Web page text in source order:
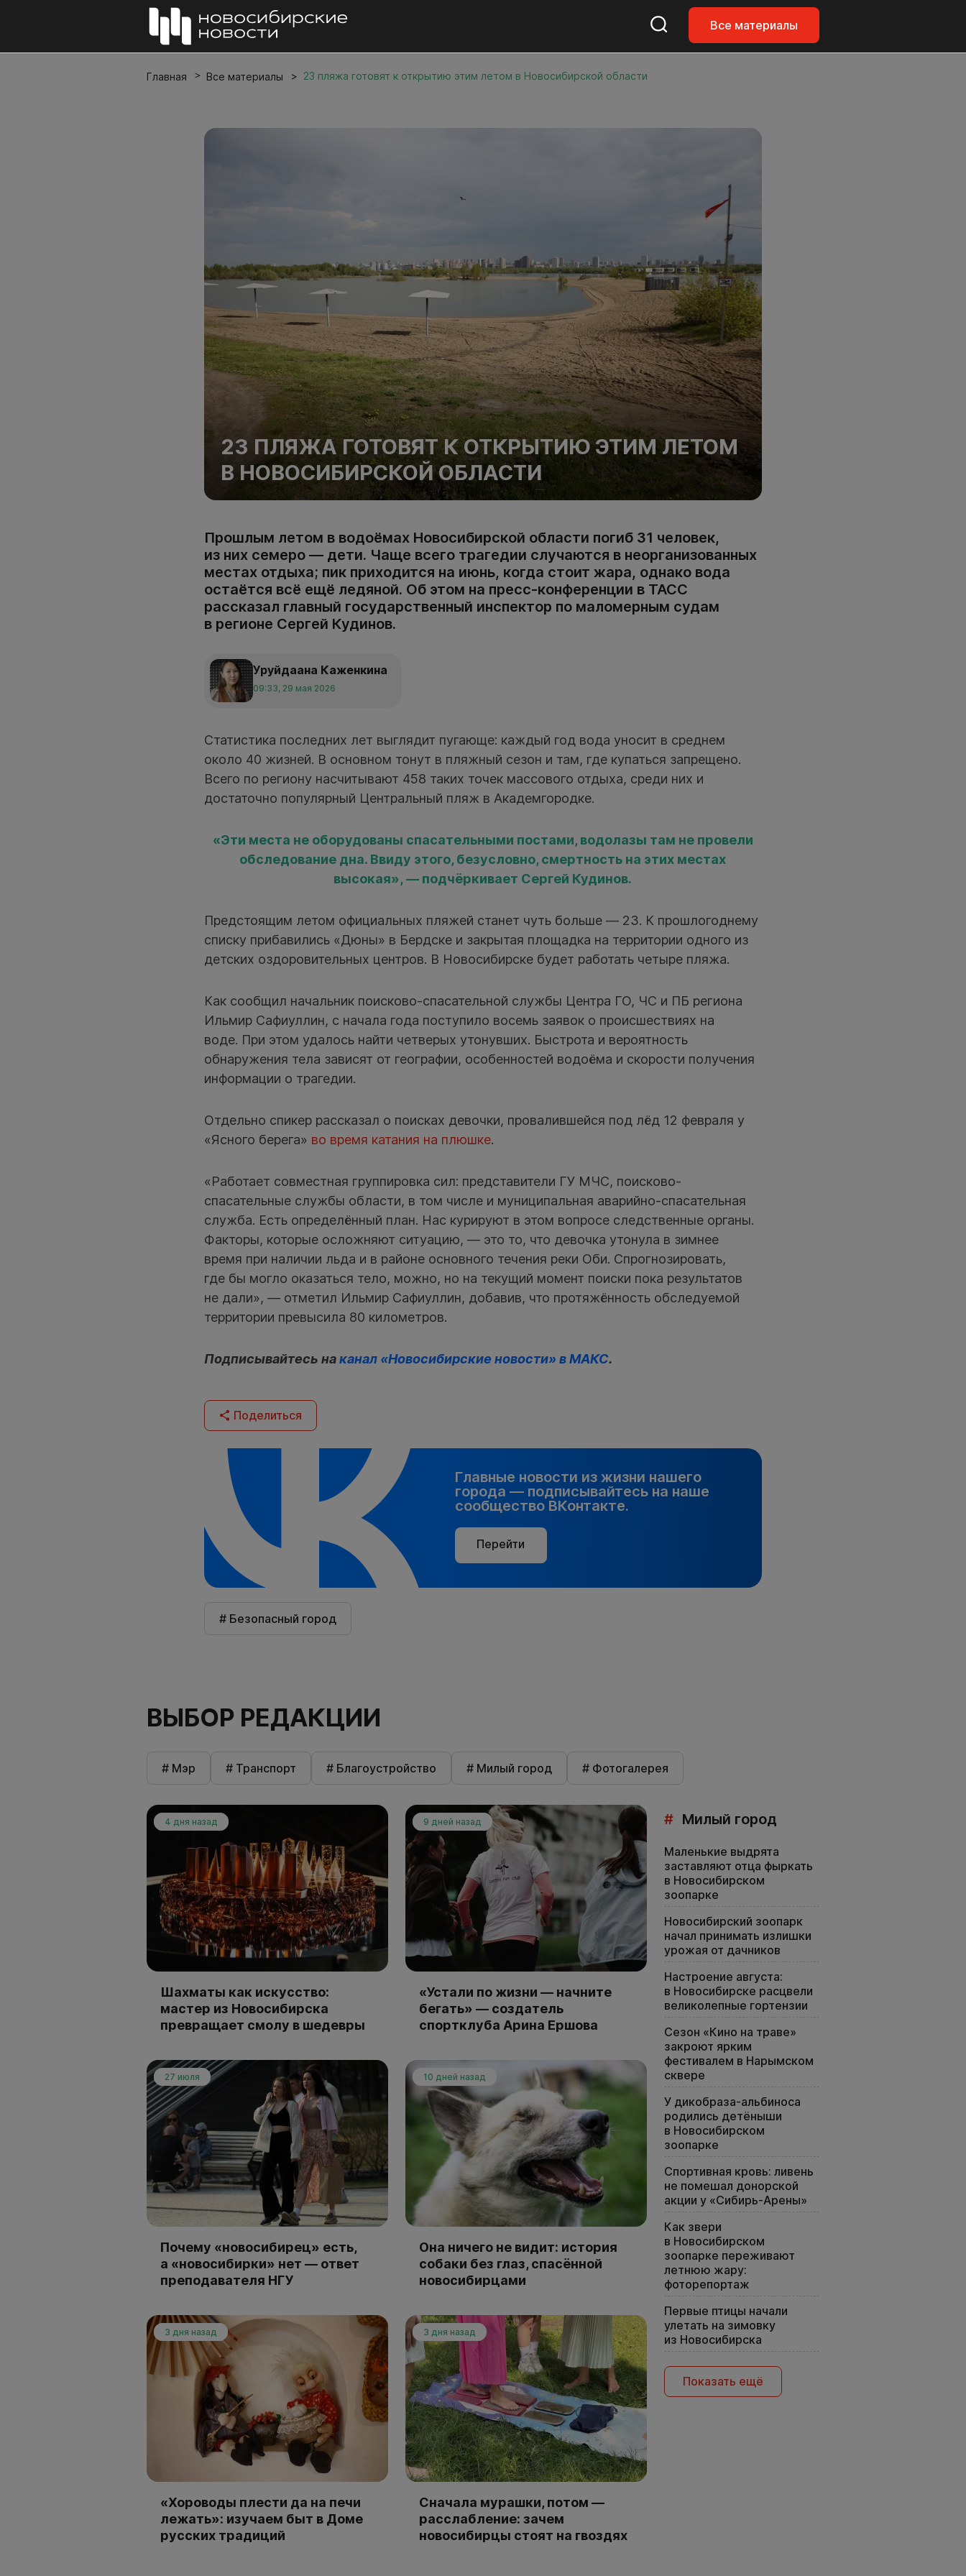
Все материалы
Главная Все материалы 23 пляжа готовят к открытию этим летом в Новосибирской области
23 ПЛЯЖА ГОТОВЯТ К ОТКРЫТИЮ ЭТИМ ЛЕТОМ
В НОВОСИБИРСКОЙ ОБЛАСТИ
Прошлым летом в водоёмах Новосибирской области погиб 31 человек,
из них семеро — дети. Чаще всего трагедии случаются в неорганизованных
местах отдыха; пик приходится на июнь, когда стоит жара, однако вода
остаётся всё ещё ледяной. Об этом на пресс-конференции в ТАСС
рассказал главный государственный инспектор по маломерным судам
в регионе Сергей Кудинов.
Уруйдаана Каженкина
09:33, 29 мая 2026
Статистика последних лет выглядит пугающе: каждый год вода уносит в среднем
около 40 жизней. В основном тонут в пляжный сезон и там, где купаться запрещено.
Всего по региону насчитывают 458 таких точек массового отдыха, среди них и
достаточно популярный Центральный пляж в Академгородке.
«Эти места не оборудованы спасательными постами, водолазы там не провели
обследование дна. Ввиду этого, безусловно, смертность на этих местах
высокая», — подчёркивает Сергей Кудинов.
Предстоящим летом официальных пляжей станет чуть больше — 23. К прошлогоднему
списку прибавились «Дюны» в Бердске и закрытая площадка на территории одного из
детских оздоровительных центров. В Новосибирске будет работать четыре пляжа.
Как сообщил начальник поисково-спасательной службы Центра ГО, ЧС и ПБ региона
Ильмир Сафиуллин, с начала года поступило восемь заявок о происшествиях на
воде. При этом удалось найти четверых утонувших. Быстрота и вероятность
обнаружения тела зависят от географии, особенностей водоёма и скорости получения
информации о трагедии.
Отдельно спикер рассказал о поисках девочки, провалившейся под лёд 12 февраля у
«Ясного берега» во время катания на плюшке.
«Работает совместная группировка сил: представители ГУ МЧС, поисково-
спасательные службы области, в том числе и муниципальная аварийно-спасательная
служба. Есть определённый план. Нас курируют в этом вопросе следственные органы.
Факторы, которые осложняют ситуацию, — это то, что девочка утонула в зимнее
время при наличии льда и в районе основного течения реки Оби. Спрогнозировать,
где бы могло оказаться тело, можно, но на текущий момент поиски пока результатов
не дали», — отметил Ильмир Сафиуллин, добавив, что протяжённость обследуемой
территории превысила 80 километров.
Подписывайтесь наканал «Новосибирские новости» в МАКС.
Поделиться
Главные новости из жизни нашего
города — подписывайтесь на наше
сообщество ВКонтакте.
Перейти
# Безопасный город
ВЫБОР РЕДАКЦИИ
# Мэр # Транспорт # Благоустройство # Милый город # Фотогалерея
4 дня назад
Шахматы как искусство:
мастер из Новосибирска
превращает смолу в шедевры
9 дней назад
«Устали по жизни — начните
бегать» — создатель
спортклуба Арина Ершова
27 июля
Почему «новосибирец» есть,
а «новосибирки» нет — ответ
преподавателя НГУ
10 дней назад
Она ничего не видит: история
собаки без глаз, спасённой
новосибирцами
3 дня назад
«Хороводы плести да на печи
лежать»: изучаем быт в Доме
русских традиций
3 дня назад
Сначала мурашки, потом —
расслабление: зачем
новосибирцы стоят на гвоздях
# Милый город
Маленькие выдрята
заставляют отца фыркать
в Новосибирском
зоопарке
Новосибирский зоопарк
начал принимать излишки
урожая от дачников
Настроение августа:
в Новосибирске расцвели
великолепные гортензии
Сезон «Кино на траве»
закроют ярким
фестивалем в Нарымском
сквере
У дикобраза-альбиноса
родились детёныши
в Новосибирском
зоопарке
Спортивная кровь: ливень
не помешал донорской
акции у «Сибирь-Арены»
Как звери
в Новосибирском
зоопарке переживают
летнюю жару:
фоторепортаж
Первые птицы начали
улетать на зимовку
из Новосибирска
Показать ещё